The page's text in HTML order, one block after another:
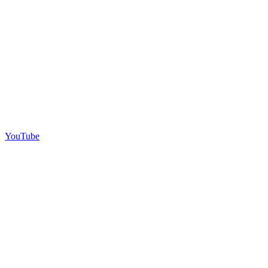
YouTube